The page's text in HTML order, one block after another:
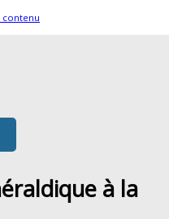
contenu
à la